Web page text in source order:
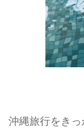
沖縄旅行をきっ